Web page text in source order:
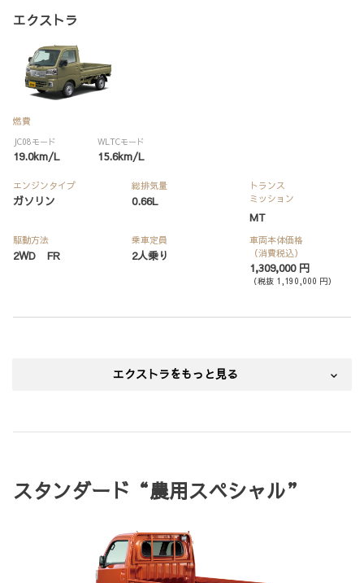
エクストラ
燃費
JC08モード
19.0km/L
WLTCモード
15.6km/L
エンジンタイプ
ガソリン
総排気量
0.66L
トランス
ミッション
MT
駆動方法
2WD FR
乗車定員
2人乗り
車両本体価格
（消費税込）
1,309,000 円
（税抜 1,190,000 円）
エクストラをもっと見る
スタンダード“農用スペシャル”